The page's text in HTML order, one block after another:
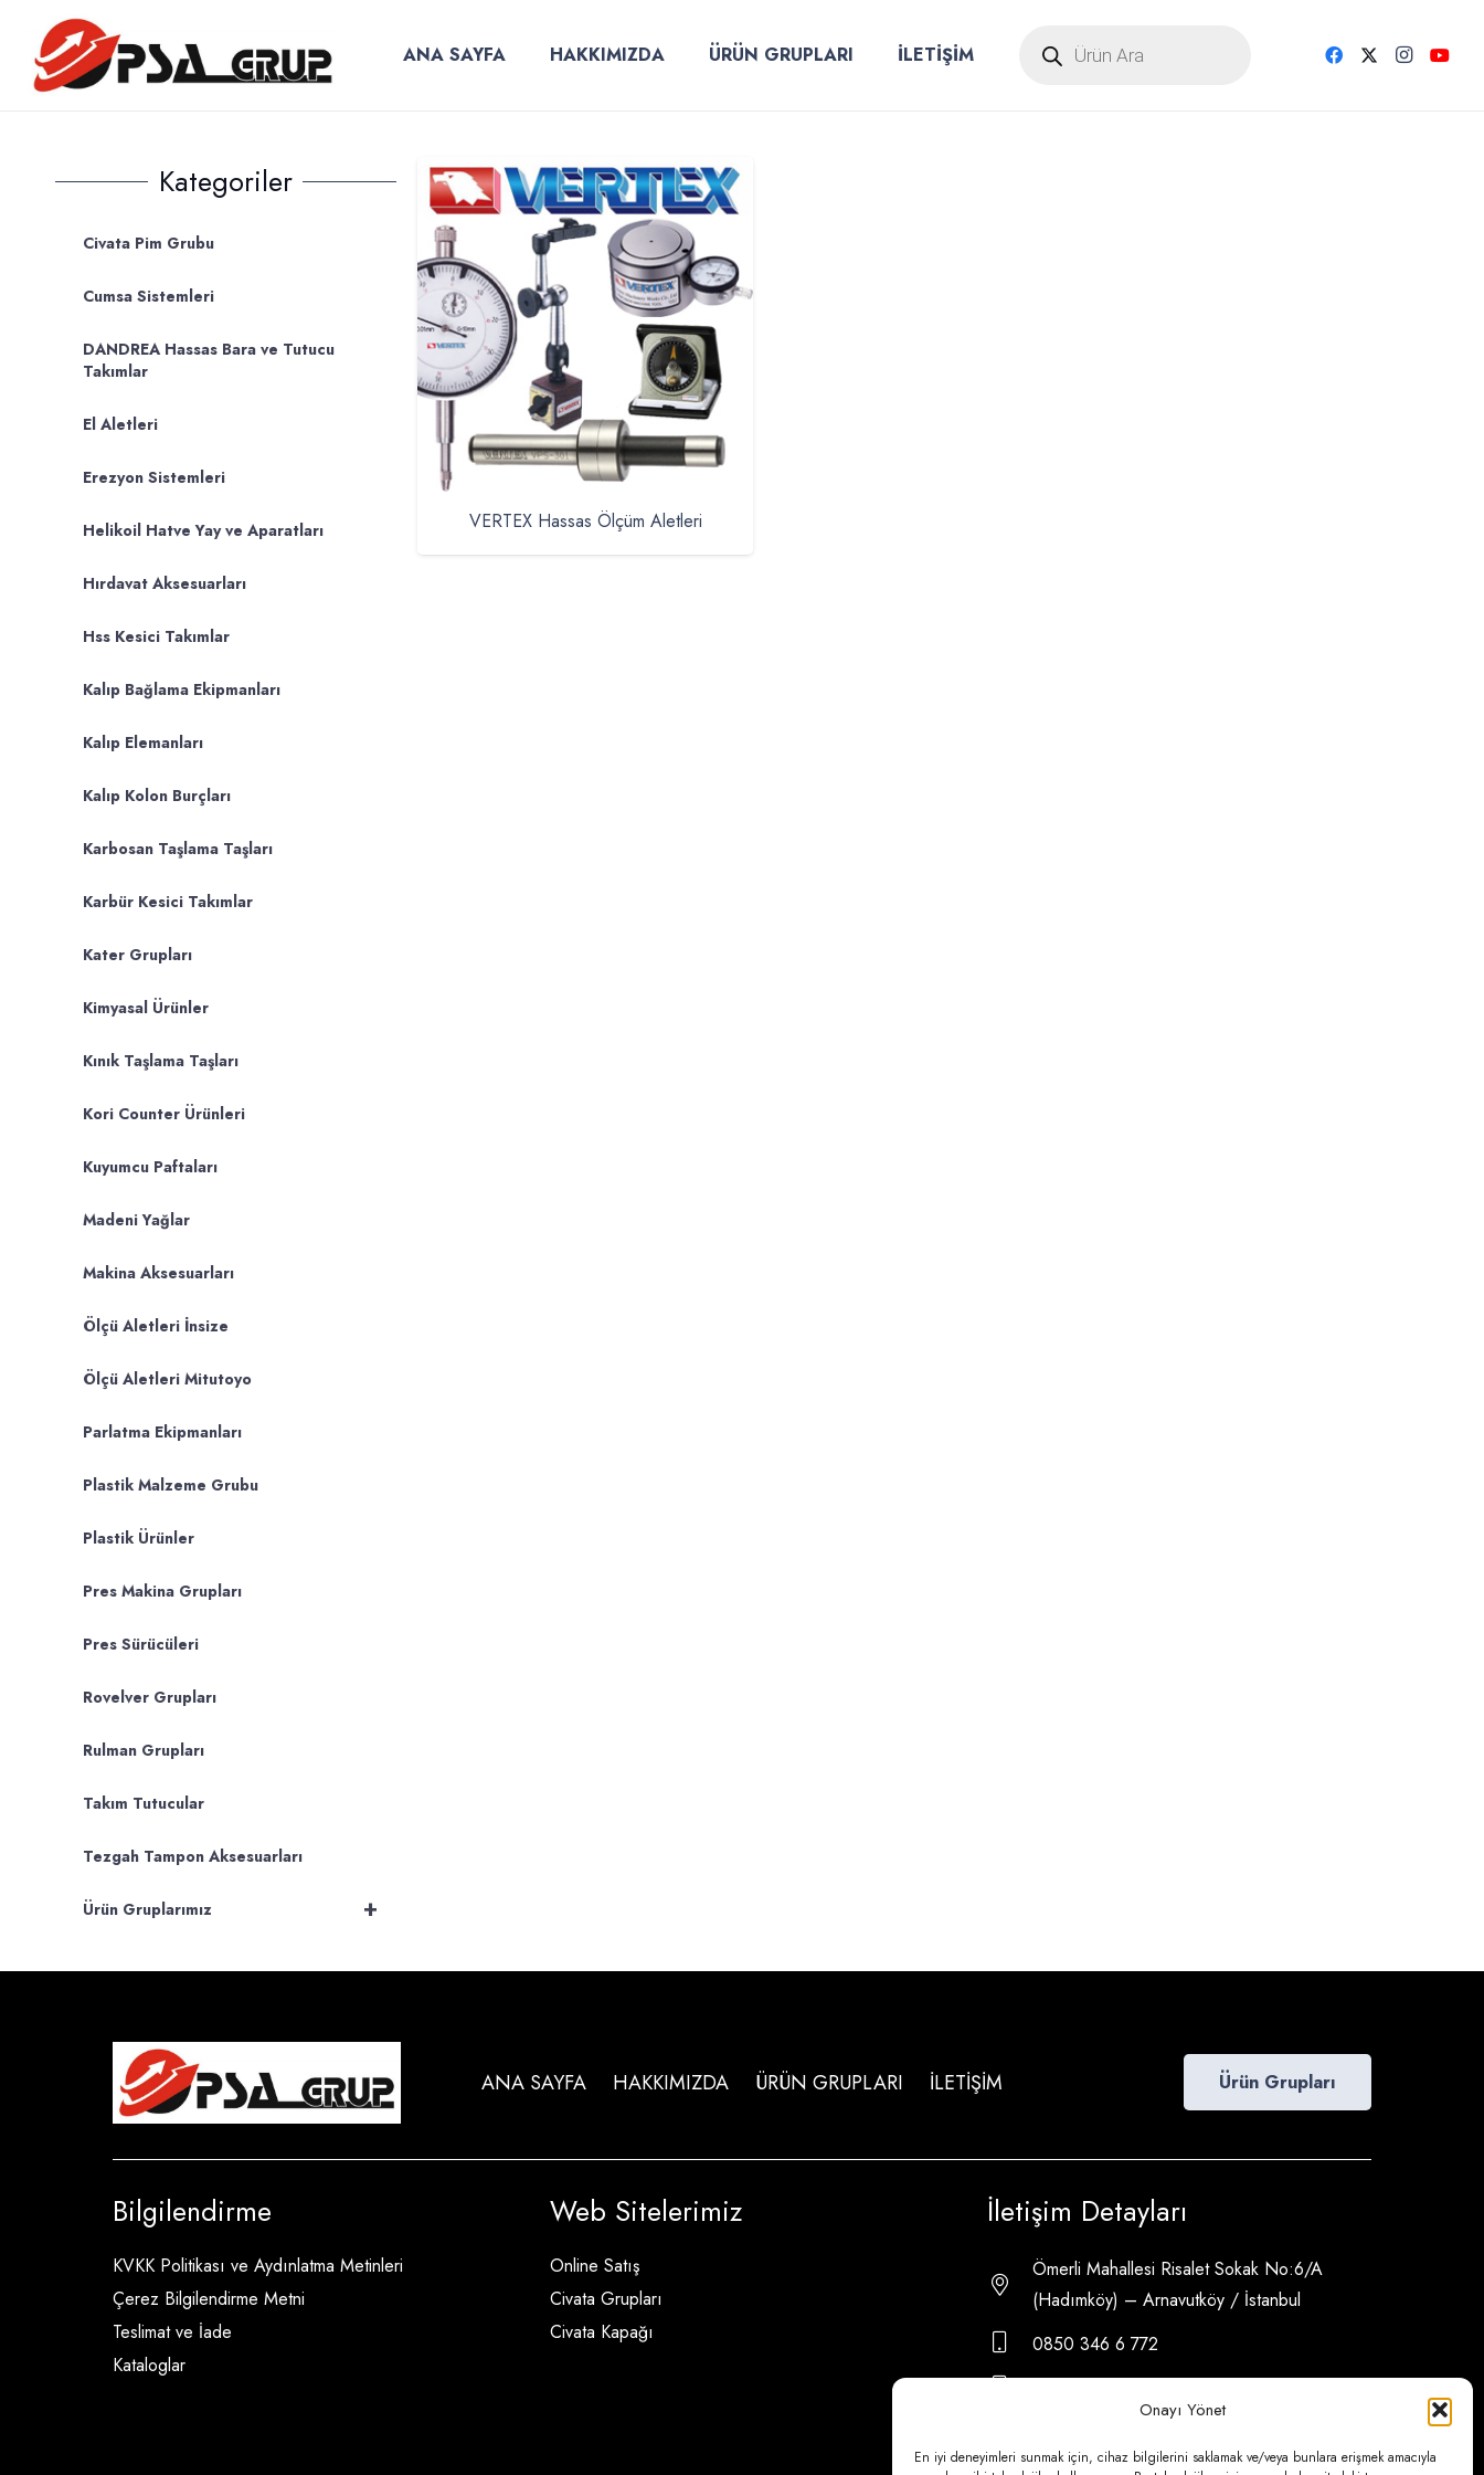
Onayı Yönet
En iyi deneyimleri sunmak için, cihaz bilgilerini saklamak ve/veya bunlara erişmek amacıyla
ANA SAYFA HAKKIMIZDA ÜRÜN GRUPLARI İLETİŞİM search
Kategoriler
Civata Pim Grubu
Cumsa Sistemleri
DANDREA Hassas Bara ve Tutucu
Takımlar
El Aletleri
Erezyon Sistemleri
Helikoil Hatve Yay ve Aparatları
Hırdavat Aksesuarları
Hss Kesici Takımlar
Kalıp Bağlama Ekipmanları
Kalıp Elemanları
Kalıp Kolon Burçları
Karbosan Taşlama Taşları
Karbür Kesici Takımlar
Kater Grupları
Kimyasal Ürünler
Kınık Taşlama Taşları
Kori Counter Ürünleri
Kuyumcu Paftaları
Madeni Yağlar
Makina Aksesuarları
Ölçü Aletleri İnsize
Ölçü Aletleri Mitutoyo
Parlatma Ekipmanları
Plastik Malzeme Grubu
Plastik Ürünler
Pres Makina Grupları
Pres Sürücüleri
Rovelver Grupları
Rulman Grupları
Takım Tutucular
Tezgah Tampon Aksesuarları
+
Ürün Gruplarımız
VERTEX Hassas Ölçüm Aletleri
ANA SAYFA HAKKIMIZDA ÜRÜN GRUPLARI İLETİŞİM Ürün Grupları
Bilgilendirme
KVKK Politikası ve Aydınlatma Metinleri
Çerez Bilgilendirme Metni
Teslimat ve İade
Kataloglar
Web Sitelerimiz
Online Satış
Civata Grupları
Civata Kapağı
İletişim Detayları
Ömerli Mahallesi Risalet Sokak No:6/A
(Hadımköy) – Arnavutköy / İstanbul
0850 346 6 772